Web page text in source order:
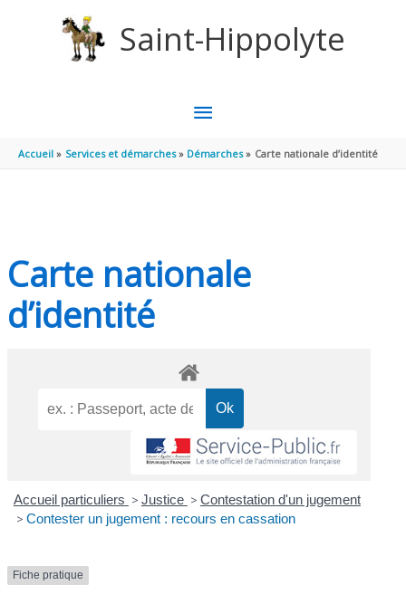
Saint-Hippolyte
MENU
PRINCIPAL
Accueil Services et démarches Démarches Carte nationale d’identité
Carte nationale
d’identité
Accueil particuliers > Justice > Contestation d'un jugement
> Contester un jugement : recours en cassation
Fiche pratique